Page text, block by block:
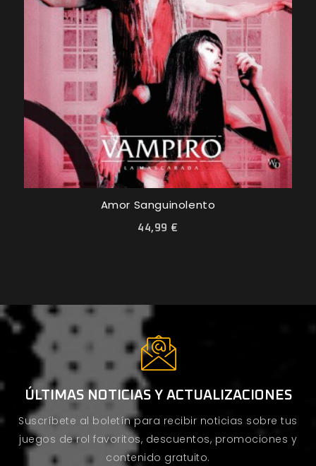
Amor Sanguinolento
44,99 €
ÚLTIMAS NOTICIAS Y ACTUALIZACIONES
Suscríbete al boletín para recibir noticias sobre tus
juegos de rol favoritos, descuentos, promociones y
contenido gratuito.